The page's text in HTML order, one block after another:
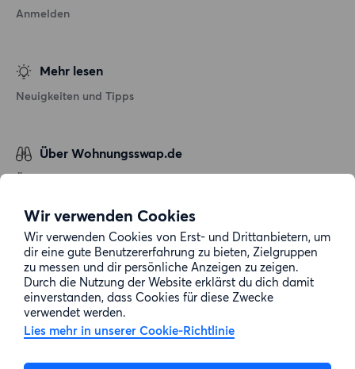
Wir verwenden Cookies
Wir verwenden Cookies von Erst- und Drittanbietern, um
dir eine gute Benutzererfahrung zu bieten, Zielgruppen
zu messen und dir persönliche Anzeigen zu zeigen.
Durch die Nutzung der Website erklärst du dich damit
einverstanden, dass Cookies für diese Zwecke
verwendet werden.
Lies mehr in unserer Cookie-Richtlinie
Anmelden
Mehr lesen
Neuigkeiten und Tipps
Über Wohnungsswap.de
Über uns
Datenschutz
Cookie-Richtlinie
Sitemap